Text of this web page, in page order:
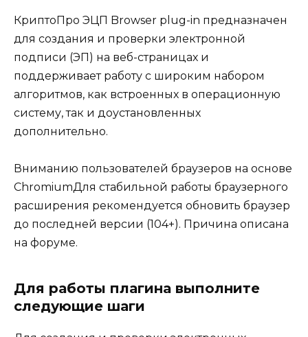
КриптоПро ЭЦП Browser plug-in предназначен
для создания и проверки электронной
подписи (ЭП) на веб-страницах и
поддерживает работу с широким набором
алгоритмов, как встроенных в операционную
систему, так и доустановленных
дополнительно.
Вниманию пользователей браузеров на основе
ChromiumДля стабильной работы браузерного
расширения рекомендуется обновить браузер
до последней версии (104+). Причина описана
на форуме.
Для работы плагина выполните
следующие шаги